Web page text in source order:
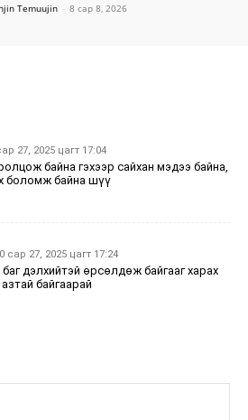
Temuujin - 8 сар 8, 2026
27, 2025 цагт 17:04
байна гэхээр сайхан мэдээ байна,
боломж байна шүү
сар 27, 2025 цагт 17:24
дэлхийтэй өрсөлдөж байгааг харах
байгаарай